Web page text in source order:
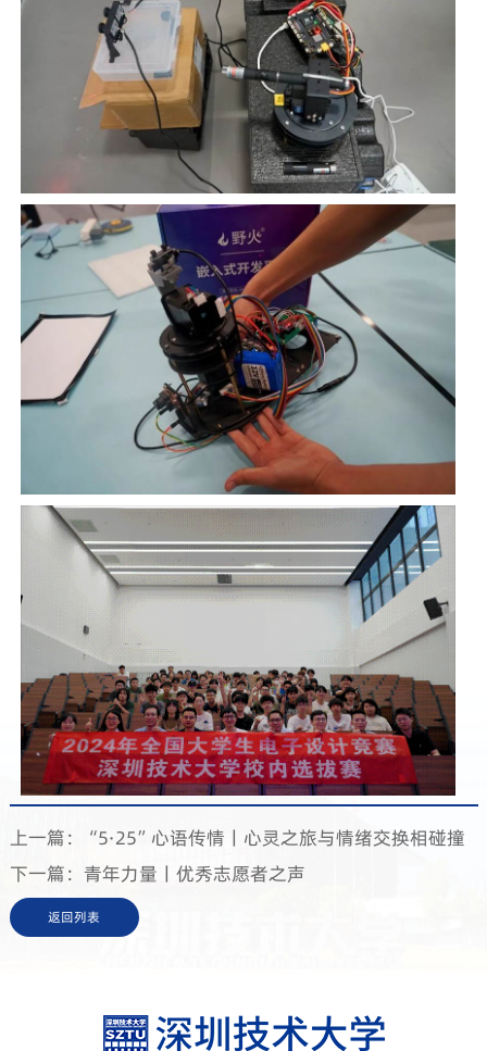
上一篇：“5·25”心语传情丨心灵之旅与情绪交换相碰撞
下一篇：青年力量丨优秀志愿者之声
返回列表